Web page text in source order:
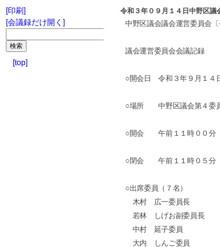
[印刷]
[会議録だけ開く]
[top]
令和３年０９月１４日中野区
中野区議会議会運営委員会
議会運営委員会会議記録
○開会日 令和３年９月１４
○場所 中野区議会第４委
○開会 午前１１時００分
○閉会 午前１１時０５分
○出席委員（７名）
木村 広一委員長
若林 しげお副委員長
中村 延子委員
大内 しんご委員